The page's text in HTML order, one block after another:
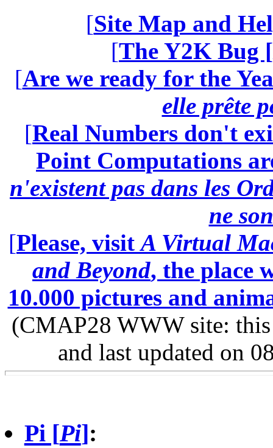
[Site Map and
[The Y2K Bug [
[Are we ready for the
elle prête
[Real Numbers don't
Point Computations
n'existent pas dans les
ne
[Please, visit A Virtual
and Beyond, the place
10.000 pictures and
(CMAP28 WWW site: this
and last updated on
Pi [Pi]: